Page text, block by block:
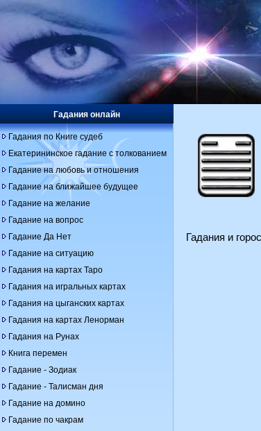
Гадания онлайн
Гадания по Книге судеб
Екатерининское гадание с толкованием
Гадание на любовь и отношения
Гадание на ближайшее будущее
Гадание на желание
Гадание на вопрос
Гадание Да Нет
Гадание на ситуацию
Гадания на картах Таро
Гадания на игральных картах
Гадания на цыганских картах
Гадания на картах Ленорман
Гадания на Рунах
Книга перемен
Гадание - Зодиак
Гадание - Талисман дня
Гадание на домино
Гадание по чакрам
Гадания и